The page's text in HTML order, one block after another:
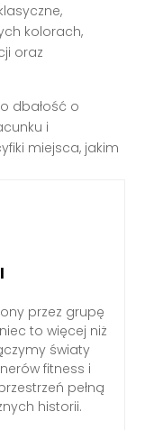
kolorach,
oraz
dbałość o
i
miejsca, jakim
przez grupę
to więcej niż
światy
fitness i
pełną
historii.